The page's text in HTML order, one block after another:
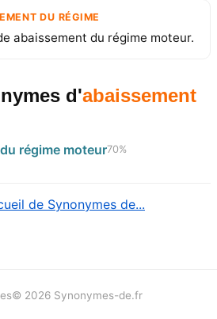
DU RÉGIME
abaissement du régime moteur.
d'abaissement
régime moteur70%
de Synonymes de...
© 2026 Synonymes-de.fr